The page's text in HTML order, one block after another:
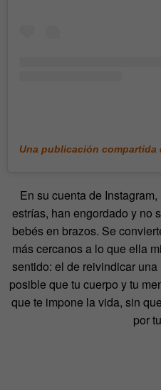
En su cuenta de
estrías, han engordado y no
bebés en brazos. Se
más cercanos a lo que ella
sentido: el de reivindicar
posible que tu cuerpo y tu
que te impone la vida, sin
por